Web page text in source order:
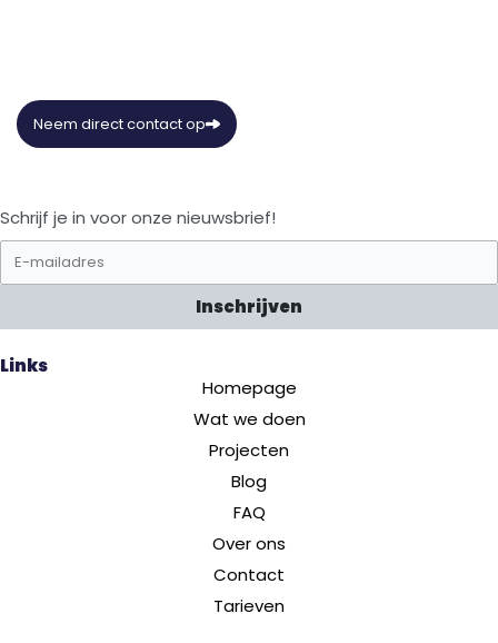
Neem direct contact op
Schrijf je in voor onze nieuwsbrief!
Inschrijven
Links
Homepage
Wat we doen
Projecten
Blog
FAQ
Over ons
Contact
Tarieven